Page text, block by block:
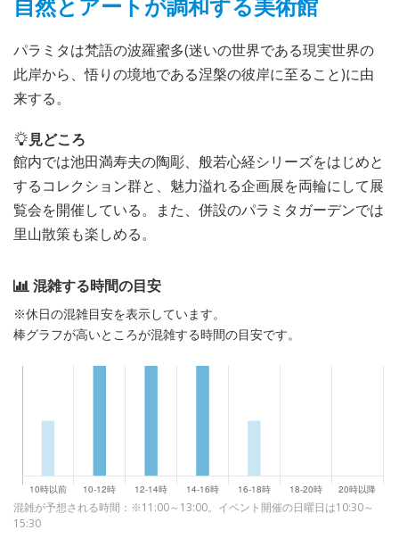
パラミタは梵語の波羅蜜多(迷いの世界である現実世界の
此岸から、悟りの境地である涅槃の彼岸に至ること)に由
来する。
見どころ
館内では池田満寿夫の陶彫、般若心経シリーズをはじめと
するコレクション群と、魅力溢れる企画展を両輪にして展
覧会を開催している。また、併設のパラミタガーデンでは
里山散策も楽しめる。
混雑する時間の目安
※休日の混雑目安を表示しています。
棒グラフが高いところが混雑する時間の目安です。
混雑が予想される時間：※11:00～13:00。イベント開催の日曜日は10:30～
15:30